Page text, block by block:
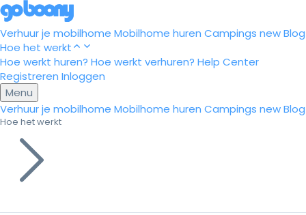
Verhuur je mobilhome Mobilhome huren Campings newBlog
Hoe het werkt
Hoe werkt huren? Hoe werkt verhuren? Help Center
Registreren Inloggen
Menu
Verhuur je mobilhome Mobilhome huren Campings newBlog
Hoe het werkt